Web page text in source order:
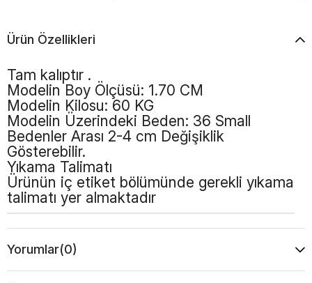
Ürün Özellikleri
Tam kalıptır .
Modelin Boy Ölçüsü: 1.70 CM
Modelin Kilosu: 60 KG
Modelin Üzerindeki Beden: 36 Small
Bedenler Arası 2-4 cm Değişiklik
Gösterebilir.
Yıkama Talimatı
Ürünün iç etiket bölümünde gerekli yıkama
talimatı yer almaktadır
Yorumlar(0)